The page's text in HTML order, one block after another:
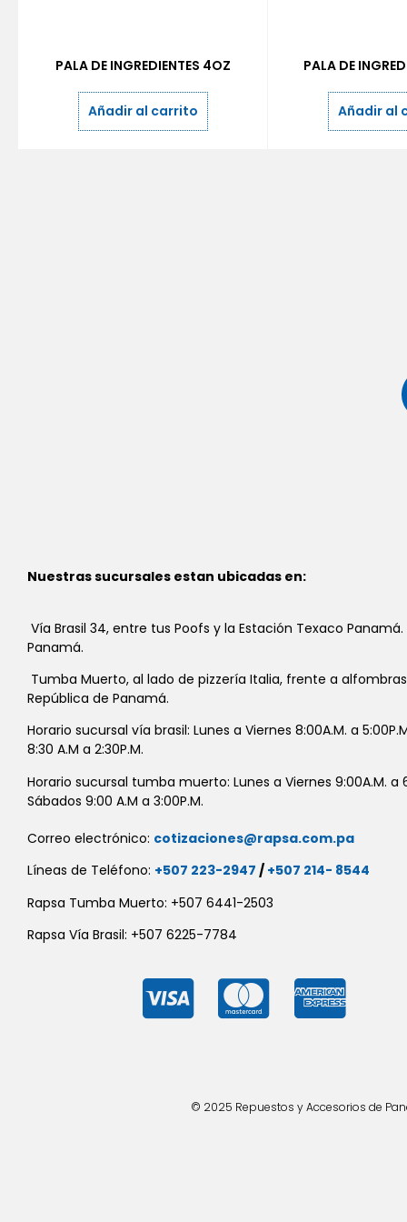
PALA DE INGREDIENTES 4OZ
Añadir al carrito
PALA DE
Añadir al
Nuestras sucursales estan ubicadas en:
Vía Brasil 34, entre tus Poofs y la Estación Texaco
Panamá.
Tumba Muerto, al lado de pizzería Italia, frente a
República de Panamá.
Horario sucursal vía brasil: Lunes a Viernes 8:00A.M. a
8:30 A.M a 2:30P.M.
Horario sucursal tumba muerto: Lunes a Viernes 9:00A.M. a
Sábados 9:00 A.M a 3:00P.M.
Correo electrónico: cotizaciones@rapsa.com.pa
Líneas de Teléfono: +507 223-2947 / +507 214- 8544
Rapsa Tumba Muerto: +507 6441-2503
Rapsa Vía Brasil: +507 6225-7784
© 2025 Repuestos y Accesorios de